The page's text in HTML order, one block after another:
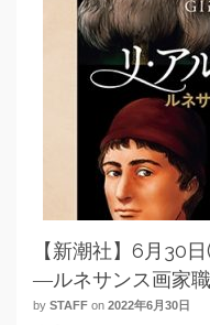
【新潮社】6月30
―ルネサンス画家
by STAFF on 2022年6月30日